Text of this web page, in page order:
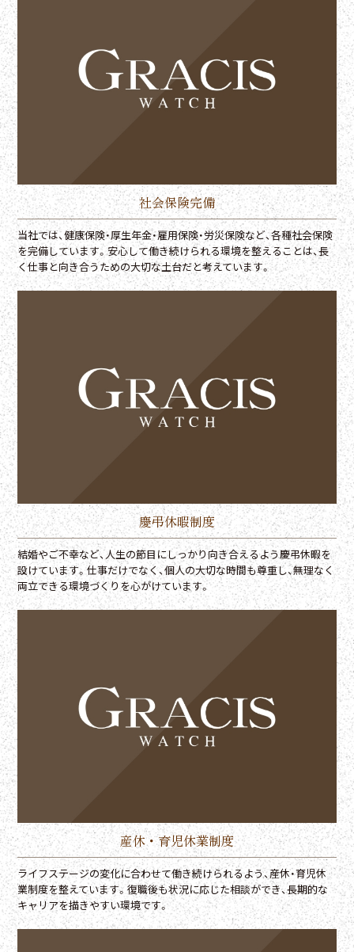
社会保険完備
当社では、健康保険・厚生年金・雇用保険・労災保険など、各種社会保険
を完備しています。安心して働き続けられる環境を整えることは、長
く仕事と向き合うための大切な土台だと考えています。
慶弔休暇制度
結婚やご不幸など、人生の節目にしっかり向き合えるよう慶弔休暇を
設けています。仕事だけでなく、個人の大切な時間も尊重し、無理なく
両立できる環境づくりを心がけています。
産休・育児休業制度
ライフステージの変化に合わせて働き続けられるよう、産休・育児休
業制度を整えています。復職後も状況に応じた相談ができ、長期的な
キャリアを描きやすい環境です。